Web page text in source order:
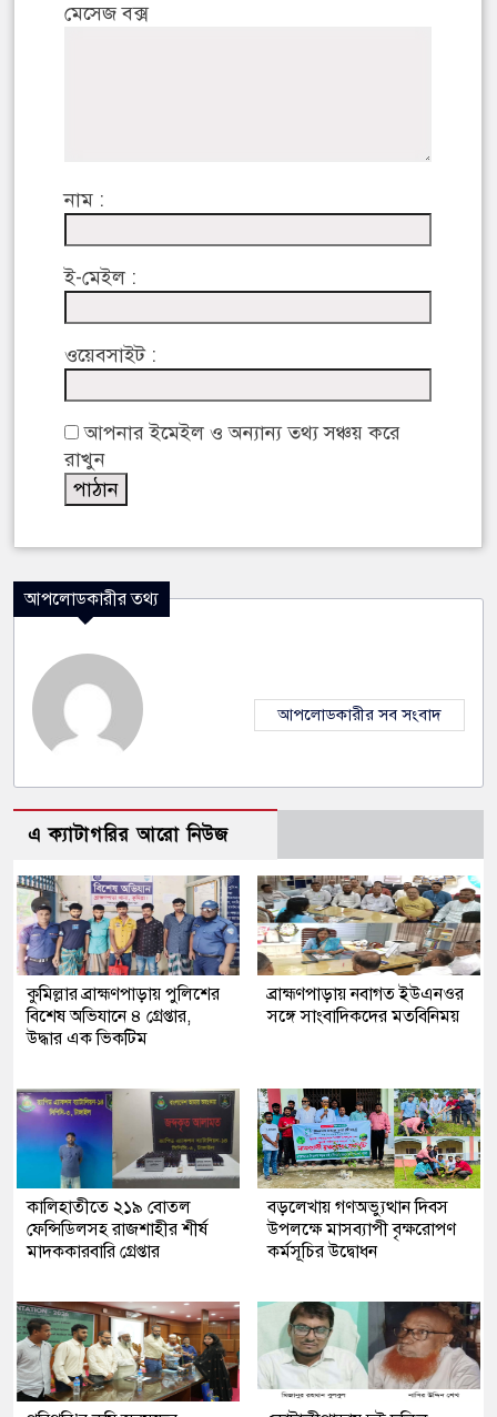
মেসেজ বক্স
নাম :
ই-মেইল :
ওয়েবসাইট :
আপনার ইমেইল ও অন্যান্য তথ্য সঞ্চয় করে
রাখুন
আপলোডকারীর তথ্য
আপলোডকারীর সব সংবাদ
এ ক্যাটাগরির আরো নিউজ
কুমিল্লার ব্রাহ্মণপাড়ায় পুলিশের
বিশেষ অভিযানে ৪ গ্রেপ্তার,
উদ্ধার এক ভিকটিম
ব্রাহ্মণপাড়ায় নবাগত ইউএনওর
সঙ্গে সাংবাদিকদের মতবিনিময়
কালিহাতীতে ২১৯ বোতল
ফেন্সিডিলসহ রাজশাহীর শীর্ষ
মাদককারবারি গ্রেপ্তার
বড়লেখায় গণঅভ্যুত্থান দিবস
উপলক্ষে মাসব্যাপী বৃক্ষরোপণ
কর্মসূচির উদ্বোধন